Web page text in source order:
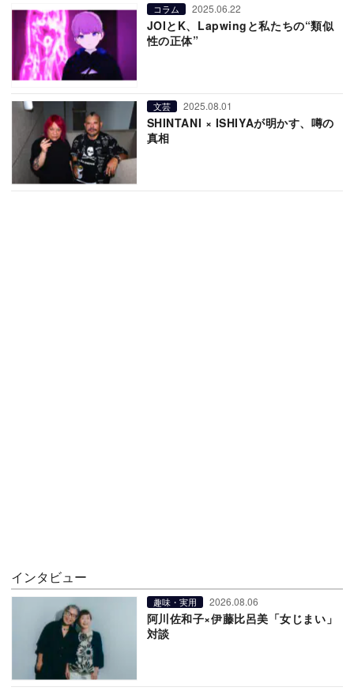
コラム 2025.06.22
JOIとK、Lapwingと私たちの“類似
性の正体”
文芸 2025.08.01
SHINTANI × ISHIYAが明かす、噂の
真相
インタビュー
趣味・実用 2026.08.06
阿川佐和子×伊藤比呂美「女じまい」
対談